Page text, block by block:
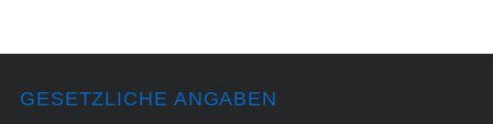
GESETZLICHE ANGABEN